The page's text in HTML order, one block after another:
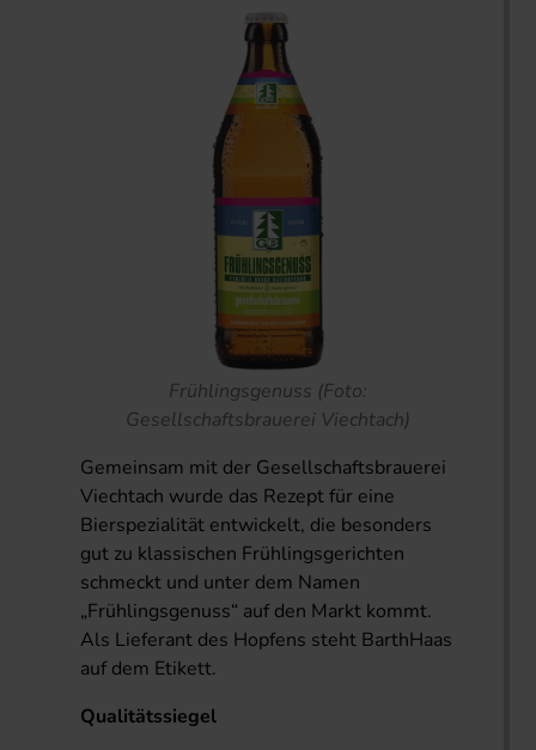
Frühlingsgenuss (Foto:
Gesellschaftsbrauerei Viechtach)
Gemeinsam mit der Gesellschaftsbrauerei
Viechtach wurde das Rezept für eine
Bierspezialität entwickelt, die besonders
gut zu klassischen Frühlingsgerichten
schmeckt und unter dem Namen
„Frühlingsgenuss“ auf den Markt kommt.
Als Lieferant des Hopfens steht BarthHaas
auf dem Etikett.
Qualitätssiegel